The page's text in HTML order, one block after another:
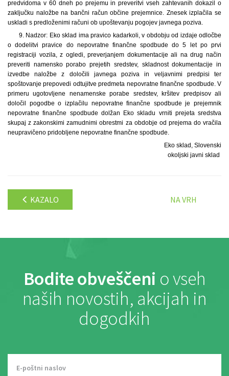
predvidoma v 60 dneh po prejemu in preveritvi vseh zahtevanih dokazil o
zaključku naložbe na bančni račun občine prejemnice. Znesek izplačila se
uskladi s predloženimi računi ob upoštevanju pogojev javnega poziva.
9. Nadzor: Eko sklad ima pravico kadarkoli, v obdobju od izdaje odločbe
o dodelitvi pravice do nepovratne finančne spodbude do 5 let po prvi
registraciji vozila, z ogledi, preverjanjem dokumentacije ali na drug način
preveriti namensko porabo prejetih sredstev, skladnost dokumentacije in
izvedbe naložbe z določili javnega poziva in veljavnimi predpisi ter
spoštovanje prepovedi odtujitve predmeta nepovratne finančne spodbude. V
primeru ugotovljene nenamenske porabe sredstev, kršitev predpisov ali
določil pogodbe o izplačilu nepovratne finančne spodbude je prejemnik
nepovratne finančne spodbude dolžan Eko skladu vrniti prejeta sredstva
skupaj z zakonskimi zamudnimi obrestmi za obdobje od prejema do vračila
neupravičeno pridobljene nepovratne finančne spodbude.
Eko sklad, Slovenski
okoljski javni sklad
KAZALO NA VRH
Bodite obveščeni o vseh
naših novostih, akcijah in
dogodkih